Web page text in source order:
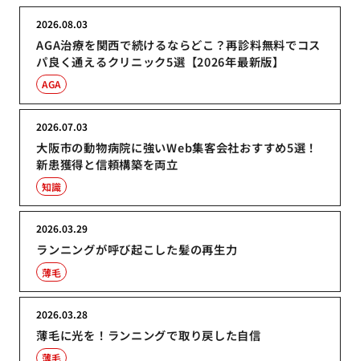
AGA治療を関西で続けるならどこ？再診料無料でコス
パ良く通えるクリニック5選【2026年最新版】
2026.08.03
AGA
大阪市の動物病院に強いWeb集客会社おすすめ5選！
新患獲得と信頼構築を両立
2026.07.03
知識
ランニングが呼び起こした髪の再生力
2026.03.29
薄毛
薄毛に光を！ランニングで取り戻した自信
2026.03.28
薄毛